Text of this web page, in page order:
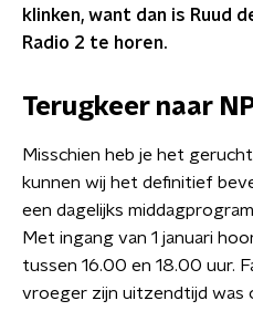
klinken, want dan is Ruud
Radio 2 te horen.
Terugkeer naar
Misschien heb je het
kunnen wij het definitief
een dagelijks
Met ingang van 1 januari
tussen 16.00 en 18.00 uur.
vroeger zijn uitzendtijd was